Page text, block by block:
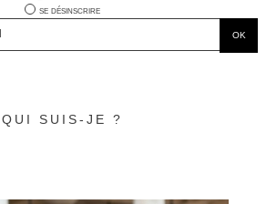
se désinscrire
QUI SUIS-JE ?